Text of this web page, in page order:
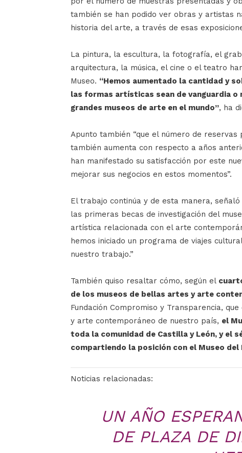
también se han podido ver obras y artistas
historia del arte, a través de esas
La pintura, la escultura, la fotografía, el
arquitectura, la música, el cine o el teatro
Museo. “Hemos aumentado la cantidad y
las formas artísticas sean de vanguardia o
grandes museos de arte en el mundo”, ha
Apunto también “que el número de
también aumenta con respecto a años
han manifestado su satisfacción por este
mejorar sus negocios en estos momentos”.
El trabajo continúa y de esta manera,
las primeras becas de investigación del
artística relacionada con el arte
hemos iniciado un programa de viajes
nuestro trabajo.”
También quiso resaltar cómo, según el
de los museos de bellas artes y arte
Fundación Compromiso y Transparencia,
y arte contemporáneo de nuestro país, el
toda la comunidad de Castilla y León, y el
compartiendo la posición con el Museo del
Noticias relacionadas:
UN AÑO
DE PLAZA DE